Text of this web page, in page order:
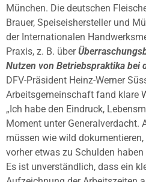
München. Die deutschen
Brauer, Speiseishersteller und
der Internationalen
Praxis, z. B. über
Nutzen von Betriebspraktika bei
DFV-Präsident Heinz-Werner
Arbeitsgemeinschaft fand klare
„Ich habe den Eindruck,
Moment unter Generalverdacht.
müssen wie wild
vorher etwas zu Schulden
Es ist unverständlich, dass ein